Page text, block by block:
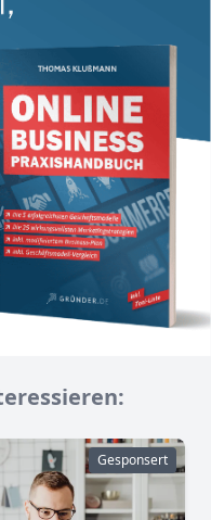
Gesponsert